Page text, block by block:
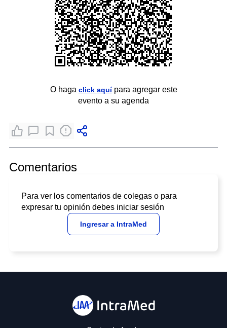
O haga click aquípara agregar este
evento a su agenda
Comentarios
Para ver los comentarios de colegas o para
expresar tu opinión debes iniciar sesión
Ingresar a IntraMed